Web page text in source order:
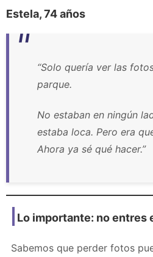
Estela, 74 años
“Solo quería ver las
parque.
No estaban en ningún
estaba loca. Pero era
Ahora ya sé qué hacer.”
Lo importante: no entres
Sabemos que perder fotos